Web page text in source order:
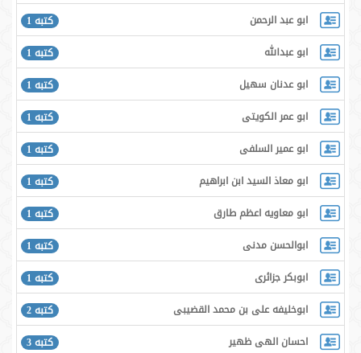
ابو عبد الرحمن
كتبه 1
ابو عبدالله
كتبه 1
ابو عدنان سهيل
كتبه 1
ابو عمر الكويتى
كتبه 1
ابو عمير السلفى
كتبه 1
ابو معاذ السيد ابن ابراهيم
كتبه 1
ابو معاويه اعظم طارق
كتبه 1
ابوالحسن مدنی
كتبه 1
ابوبکر جزائری
كتبه 1
ابوخلیفه علی بن محمد القضیبی
كتبه 2
احسان الهی ظهیر
كتبه 3